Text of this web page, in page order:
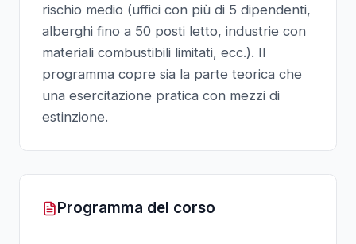
rischio medio (uffici con più di 5 dipendenti,
alberghi fino a 50 posti letto, industrie con
materiali combustibili limitati, ecc.). Il
programma copre sia la parte teorica che
una esercitazione pratica con mezzi di
estinzione.
Programma del corso